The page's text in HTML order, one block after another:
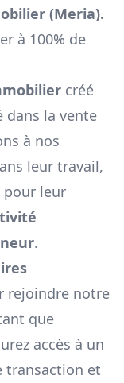
(Meria).
à 100% de
créé
dans la vente
à nos
leur travail,
pour leur
.
rejoindre notre
que
accès à un
transaction et